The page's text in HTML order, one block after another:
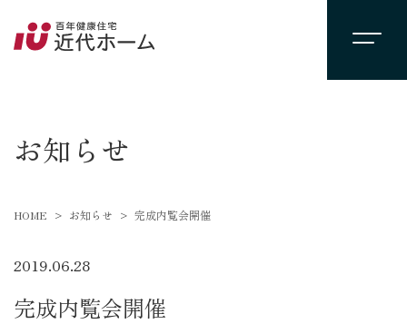
お知らせ
HOME お知らせ 完成内覧会開催
2019.06.28
完成内覧会開催